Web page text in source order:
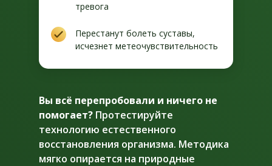
Вы всё перепробовали и ничего не
помогает? Протестируйте
технологию естественного
восстановления организма. Методика
мягко опирается на природные
тревога
Перестанут болеть суставы,
исчезнет метеочувствительность